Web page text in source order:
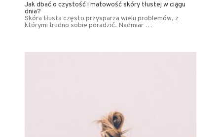
Jak dbać o czystość i matowość skóry tłustej w ciągu
dnia?
Skóra tłusta często przysparza wielu problemów, z
którymi trudno sobie poradzić. Nadmiar …